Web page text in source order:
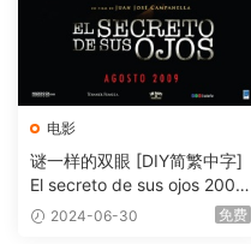
电影
谜一样的双眼 [DIY简繁中字]
El secreto de sus ojos 2009
1080p Blu-ray AVC DTS-HD
2024-06-30 免费